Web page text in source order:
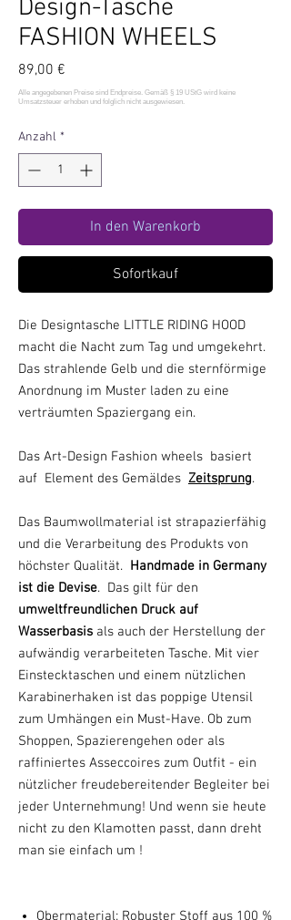
Design-Tasche
FASHION WHEELS
89,00 €
Anzahl *
In den Warenkorb
Sofortkauf
Die Designtasche LITTLE RIDING HOOD
macht die Nacht zum Tag und umgekehrt.
Das strahlende Gelb und die sternförmige
Anordnung im Muster laden zu eine
verträumten Spaziergang ein.
Das Art-Design Fashion wheels basiert
auf Element des Gemäldes Zeitsprung.
Das Baumwollmaterial ist strapazierfähig
und die Verarbeitung des Produkts von
höchster Qualität. Handmade in Germany
ist die Devise. Das gilt für den
umweltfreundlichen Druck auf
Wasserbasis als auch der Herstellung der
aufwändig verarbeiteten Tasche. Mit vier
Einstecktaschen und einem nützlichen
Karabinerhaken ist das poppige Utensil
zum Umhängen ein Must-Have. Ob zum
Shoppen, Spazierengehen oder als
raffiniertes Asseccoires zum Outfit - ein
nützlicher freudebereitender Begleiter bei
jeder Unternehmung! Und wenn sie heute
nicht zu den Klamotten passt, dann dreht
man sie einfach um !
Obermaterial: Robuster Stoff aus 100 %